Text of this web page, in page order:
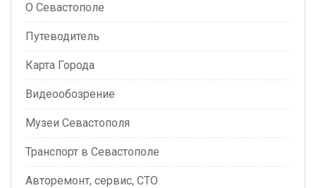
О Севастополе
Путеводитель
Карта Города
Видеообозрение
Музеи Севастополя
Транспорт в Севастополе
Авторемонт, сервис, СТО